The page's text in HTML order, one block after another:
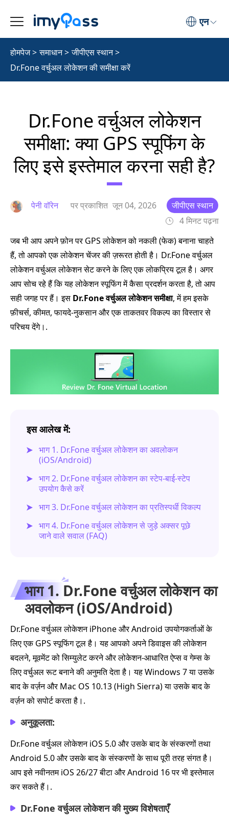
एन
होमपेज> समाधान> जीपीएस स्थान>
Dr.Fone वर्चुअल लोकेशन की समीक्षा करें
Dr.Fone वर्चुअल लोकेशन
समीक्षा: क्या GPS स्पूफिंग के
लिए इसे इस्तेमाल करना सही है?
पेनी वॉरेन पर प्रकाशित जून 04, 2026
जीपीएस स्थान
4 मिनट पढ़ना
जब भी आप अपने फ़ोन पर GPS लोकेशन को नकली (फेक) बनाना चाहते
हैं, तो आपको एक लोकेशन चेंजर की ज़रूरत होती है। Dr.Fone वर्चुअल
लोकेशन वर्चुअल लोकेशन सेट करने के लिए एक लोकप्रिय टूल है। अगर
आप सोच रहे हैं कि यह लोकेशन स्पूफिंग में कैसा प्रदर्शन करता है, तो आप
सही जगह पर हैं। इस Dr.Fone वर्चुअल लोकेशन समीक्षा, में हम इसके
फ़ीचर्स, कीमत, फायदे‑नुकसान और एक ताकतवर विकल्प का विस्तार से
परिचय देंगे।.
इस आलेख में:
भाग 1. Dr.Fone वर्चुअल लोकेशन का अवलोकन
(iOS/Android)
भाग 2. Dr.Fone वर्चुअल लोकेशन का स्टेप‑बाई‑स्टेप
उपयोग कैसे करें
भाग 3. Dr.Fone वर्चुअल लोकेशन का प्रतिस्पर्धी विकल्प
भाग 4. Dr.Fone वर्चुअल लोकेशन से जुड़े अक्सर पूछे
जाने वाले सवाल (FAQ)
भाग 1. Dr.Fone वर्चुअल लोकेशन का
अवलोकन (iOS/Android)
Dr.Fone वर्चुअल लोकेशन iPhone और Android उपयोगकर्ताओं के
लिए एक GPS स्पूफिंग टूल है। यह आपको अपने डिवाइस की लोकेशन
बदलने, मूवमेंट को सिम्युलेट करने और लोकेशन‑आधारित ऐप्स व गेम्स के
लिए वर्चुअल रूट बनाने की अनुमति देता है। यह Windows 7 या उसके
बाद के वर्ज़न और Mac OS 10.13 (High Sierra) या उसके बाद के
वर्ज़न को सपोर्ट करता है।.
अनुकूलता:
Dr.Fone वर्चुअल लोकेशन iOS 5.0 और उसके बाद के संस्करणों तथा
Android 5.0 और उसके बाद के संस्करणों के साथ पूरी तरह संगत है।
आप इसे नवीनतम iOS 26/27 बीटा और Android 16 पर भी इस्तेमाल
कर सकते हैं।.
Dr.Fone वर्चुअल लोकेशन की मुख्य विशेषताएँ